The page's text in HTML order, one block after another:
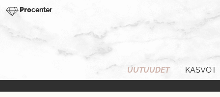
Procenter
UUTUUDET KASVOT